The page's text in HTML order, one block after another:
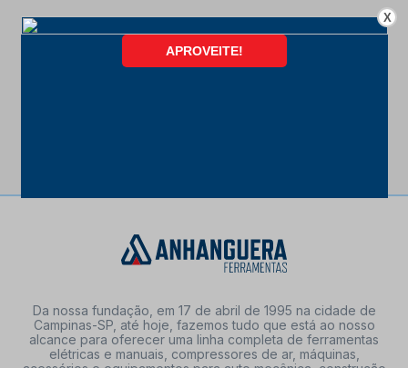
FORMAS DE PAGAMENTO
Da nossa fundação, em 17 de abril de 1995 na cidade de
Campinas-SP, até hoje, fazemos tudo que está ao nosso
alcance para oferecer uma linha completa de ferramentas
elétricas e manuais, compressores de ar, máquinas,
X